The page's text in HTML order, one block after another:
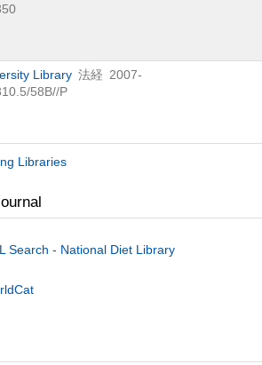
Library 法経 2007-
58B//P
Libraries
Search - National Diet Library